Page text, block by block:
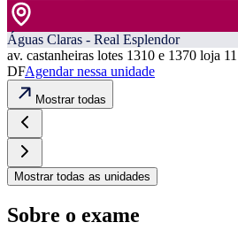
Águas Claras - Real Esplendor
av. castanheiras lotes 1310 e 1370 loja
DFAgendar nessa unidade
Mostrar todas
Mostrar todas as unidades
Sobre o exame